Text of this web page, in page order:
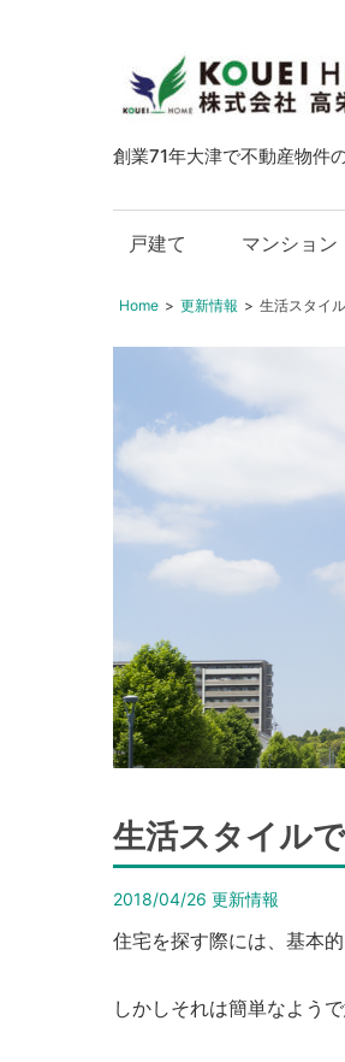
創業71年大津で不動産物件
戸建て マンション
Home 更新情報 生活スタイ
生活スタイル
2018/04/26 更新情報
住宅を探す際には、基本
しかしそれは簡単なよう